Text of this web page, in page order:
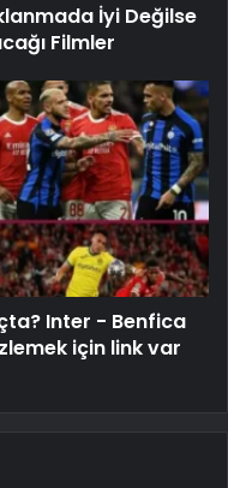
İyi Değilse
Filmler
Inter - Benfica
için link var